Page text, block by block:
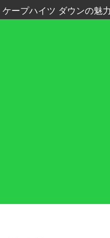
ケープハイツ ダウンの魅